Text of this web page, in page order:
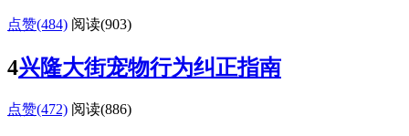
点赞(484) 阅读(903)
4兴隆大街宠物行为纠正指南
点赞(472) 阅读(886)